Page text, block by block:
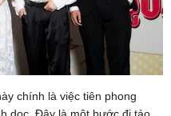
chính là việc tiên phong
dọc. Đây là một bước đi táo